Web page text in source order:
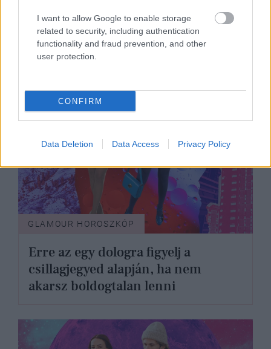
I want to allow Google to enable storage
related to security, including authentication
functionality and fraud prevention, and other
user protection.
CONFIRM
Data Deletion Data Access Privacy Policy
gyógyulásához - mutatjuk, mi a tiéd!
GLAMOUR HOROSZKÓP
Erre az egy dologra figyelj a
csillagjegyed alapján, ha nem
akarsz boldogtalan lenni